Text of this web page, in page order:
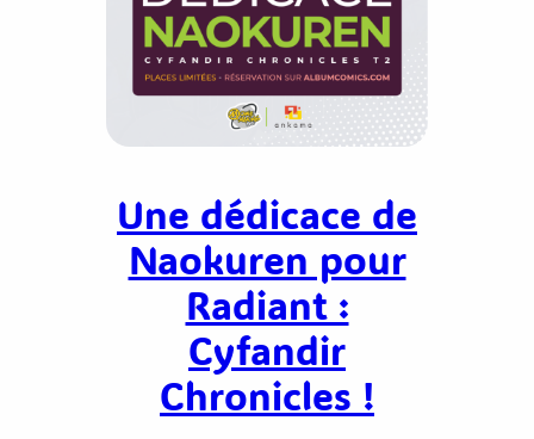
Une dédicace de
Naokuren pour
Radiant :
Cyfandir
Chronicles !